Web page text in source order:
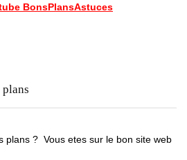
BonsPlansAstuces
plans ? Vous etes sur le bon site web